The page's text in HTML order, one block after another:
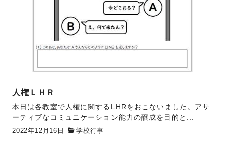
人権ＬＨＲ
本日は各教室で人権に関するLHRをおこないました。アサ
ーティブなコミュニケーション能力の醸成を目的と...
2022年12月16日
学校行事